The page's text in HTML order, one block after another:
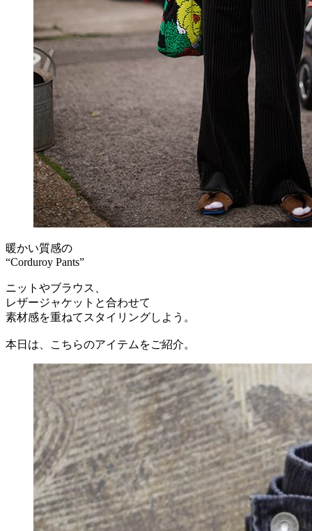
暖かい質感の
“Corduroy Pants”
ニットやブラウス、
レザージャケットと合わせて
素材感を重ねてスタイリングしよう。
本日は、こちらのアイテムをご紹介。